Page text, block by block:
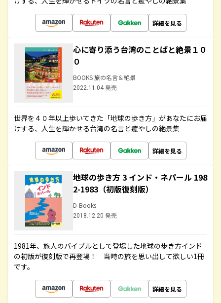
詳細を見る
心に寄り添う台湾のことばと絶景１０
０
BOOKS 旅の名言＆絶景
2022.11.04 発売
世界を４０年以上歩いてきた「地球の歩き方」があなたにお届
けする、人生を輝かせる台湾の名言と癒やしの絶景集
詳細を見る
地球の歩き方 3 インド・ネパール 198
2-1983（初版復刻版）
D-Books
2018.12.20 発売
1981年、旅人のバイブルとして登場した地球の歩き方インド
の初版が復刻版で再登場！ 当時の旅を思い出して欲しい1冊
です。
詳細を見る